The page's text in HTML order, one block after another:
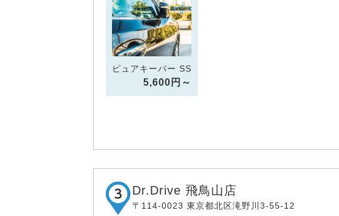
ピュアキーパー SS
5,600円～
Dr.Drive 飛鳥山店
〒114-0023 東京都北区滝野川3-55-12